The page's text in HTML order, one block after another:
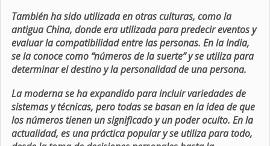
También ha sido utilizada en otras culturas, como la
antigua China, donde era utilizada para predecir eventos y
evaluar la compatibilidad entre las personas. En la India,
se la conoce como “números de la suerte” y se utiliza para
determinar el destino y la personalidad de una persona.
La moderna se ha expandido para incluir variedades de
sistemas y técnicas, pero todas se basan en la idea de que
los números tienen un significado y un poder oculto. En la
actualidad, es una práctica popular y se utiliza para todo,